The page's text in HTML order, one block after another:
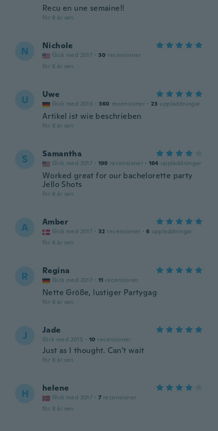
Recu en une semaine!!
för 8 år sen
N Nichole
Gick med 2017 · 30 recensioner
för 8 år sen
U Uwe
Gick med 2016 · 360 recensioner · 23 uppladdningar
Artikel ist wie beschrieben
för 8 år sen
S Samantha
Gick med 2017 · 199 recensioner · 164 uppladdningar
Worked great for our bachelorette party
Jello Shots
för 8 år sen
A Amber
Gick med 2017 · 32 recensioner · 6 uppladdningar
för 8 år sen
R Regina
Gick med 2017 · 11 recensioner
Nette Größe, lustiger Partygag
för 8 år sen
J Jade
Gick med 2015 · 10 recensioner
Just as I thought. Can't wait
för 8 år sen
H helene
Gick med 2017 · 7 recensioner
för 8 år sen